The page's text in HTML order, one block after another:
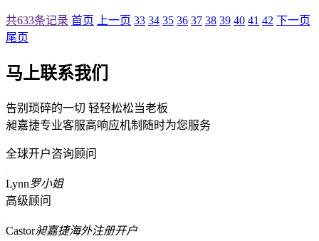
共633条记录 首页 上一页 33 34 35 36 37 38 39 40 41 42 下一页
尾页
马上联系我们
告别琐碎的一切 轻轻松松当老板
昶嘉捷专业客服高响应机制随时为您服务
全球开户咨询顾问
Lynn罗小姐
高级顾问
Castor昶嘉捷海外注册开户